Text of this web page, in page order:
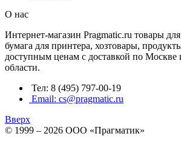
О нас
Интернет-магазин Pragmatic.ru товары
бумага для принтера, хозтовары,
доступным ценам с доставкой по Москве
области.
Тел: 8 (495) 797-00-19
Email: cs@pragmatic.ru
Вверх
© 1999 – 2026 ООО «Прагматик»